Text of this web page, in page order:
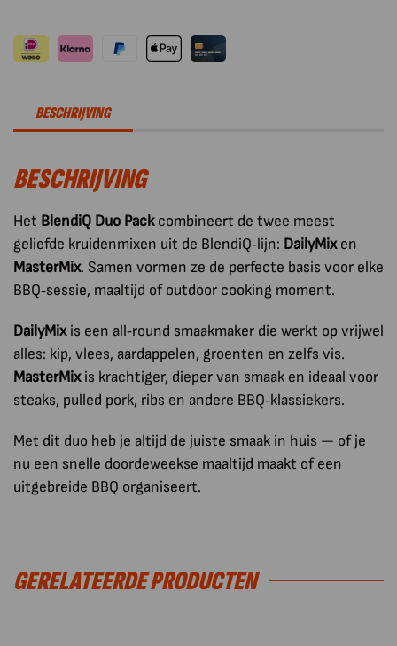
Pack
aantal
BESCHRIJVING
BESCHRIJVING
Het BlendiQ Duo Packcombineert de twee meest
geliefde kruidenmixen uit de BlendiQ‑lijn: DailyMixen
MasterMix. Samen vormen ze de perfecte basis voor elke
BBQ‑sessie, maaltijd of outdoor cooking moment.
DailyMixis een all‑round smaakmaker die werkt op vrijwel
alles: kip, vlees, aardappelen, groenten en zelfs vis.
MasterMixis krachtiger, dieper van smaak en ideaal voor
steaks, pulled pork, ribs en andere BBQ‑klassiekers.
Met dit duo heb je altijd de juiste smaak in huis — of je
nu een snelle doordeweekse maaltijd maakt of een
uitgebreide BBQ organiseert.
GERELATEERDE PRODUCTEN